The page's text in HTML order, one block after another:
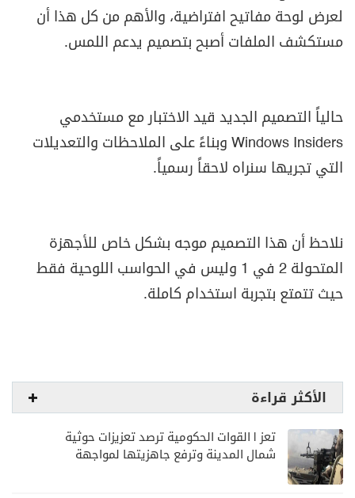
لعرض لوحة مفاتيح افتراضية، والأهم من كل هذا أن
مستكشف الملفات أصبح بتصميم يدعم اللمس.
حالياً التصميم الجديد قيد الاختبار مع مستخدمي
Windows Insiders وبناءً على الملاحظات والتعديلات
التي تجريها سنراه لاحقاً رسمياً.
نلاحظ أن هذا التصميم موجه بشكل خاص للأجهزة
المتحولة 2 في 1 وليس في الحواسب اللوحية فقط
حيث تتمتع بتجربة استخدام كاملة.
الأكثر قراءة
تعز | القوات الحكومية ترصد تعزيزات حوثية
شمال المدينة وترفع جاهزيتها لمواجهة